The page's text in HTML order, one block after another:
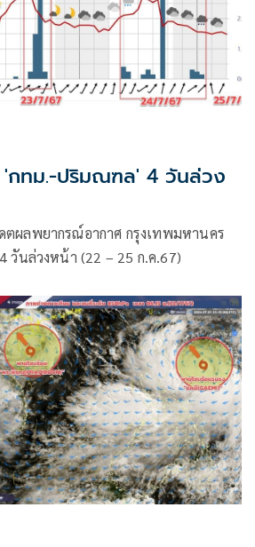
'กทม.-ปริมณฑล' 4 วันล่วง
ผลพยากรณ์อากาศ กรุงเทพมหานคร
นล่วงหน้า (22 – 25 ก.ค.67)